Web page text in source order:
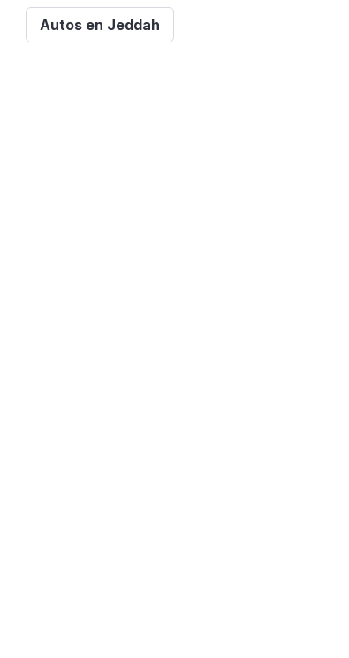
Autos en Jeddah